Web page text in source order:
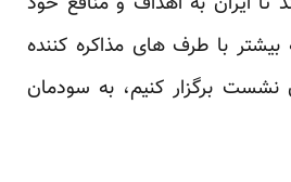
با طرف های مذاکره کننده
برگزار کنیم، به سودمان